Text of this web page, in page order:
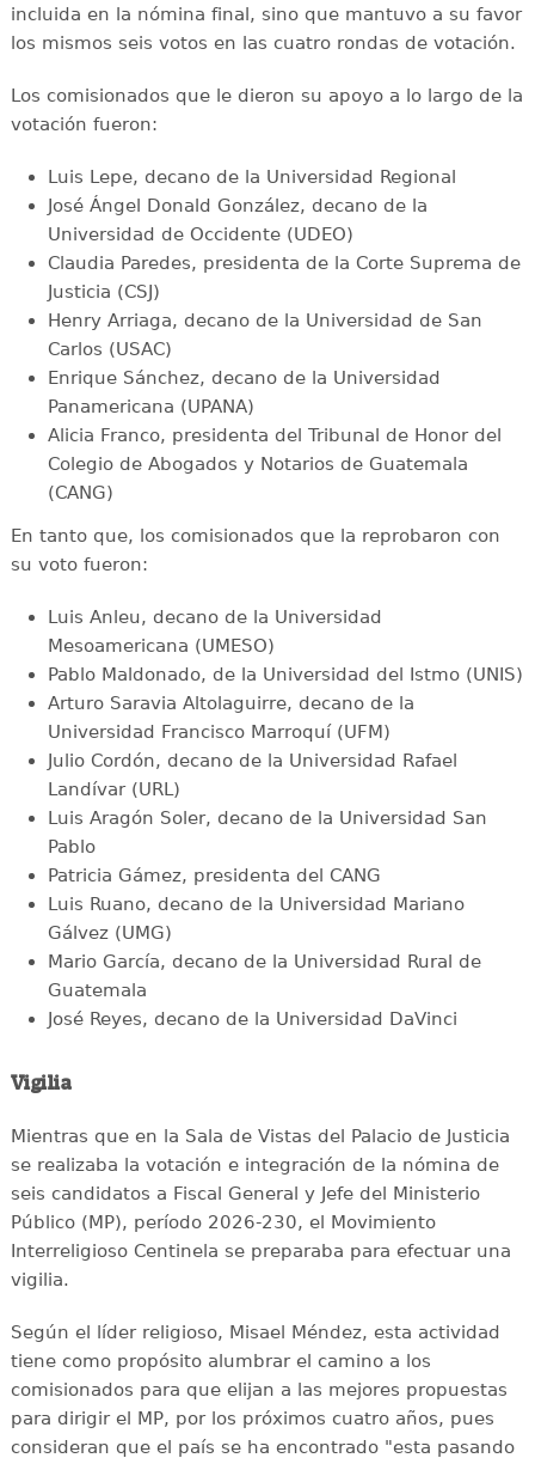
incluida en la nómina final, sino que mantuvo a su favor
los mismos seis votos en las cuatro rondas de votación.
Los comisionados que le dieron su apoyo a lo largo de la
votación fueron:
Luis Lepe, decano de la Universidad Regional
José Ángel Donald González, decano de la
Universidad de Occidente (UDEO)
Claudia Paredes, presidenta de la Corte Suprema de
Justicia (CSJ)
Henry Arriaga, decano de la Universidad de San
Carlos (USAC)
Enrique Sánchez, decano de la Universidad
Panamericana (UPANA)
Alicia Franco, presidenta del Tribunal de Honor del
Colegio de Abogados y Notarios de Guatemala
(CANG)
En tanto que, los comisionados que la reprobaron con
su voto fueron:
Luis Anleu, decano de la Universidad
Mesoamericana (UMESO)
Pablo Maldonado, de la Universidad del Istmo (UNIS)
Arturo Saravia Altolaguirre, decano de la
Universidad Francisco Marroquí (UFM)
Julio Cordón, decano de la Universidad Rafael
Landívar (URL)
Luis Aragón Soler, decano de la Universidad San
Pablo
Patricia Gámez, presidenta del CANG
Luis Ruano, decano de la Universidad Mariano
Gálvez (UMG)
Mario García, decano de la Universidad Rural de
Guatemala
José Reyes, decano de la Universidad DaVinci
Vigilia
Mientras que en la Sala de Vistas del Palacio de Justicia
se realizaba la votación e integración de la nómina de
seis candidatos a Fiscal General y Jefe del Ministerio
Público (MP), período 2026-230, el Movimiento
Interreligioso Centinela se preparaba para efectuar una
vigilia.
Según el líder religioso, Misael Méndez, esta actividad
tiene como propósito alumbrar el camino a los
comisionados para que elijan a las mejores propuestas
para dirigir el MP, por los próximos cuatro años, pues
consideran que el país se ha encontrado "esta pasando